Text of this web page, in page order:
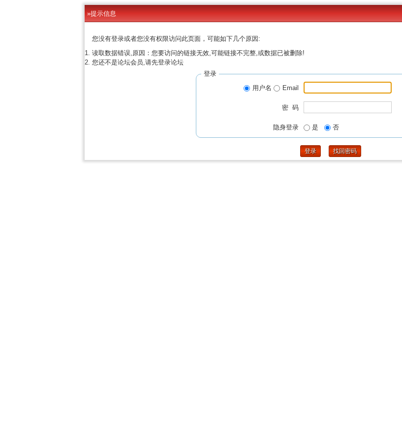
»提示信息
您没有登录或者您没有权限访问此页面，可能如下几个原因:
读取数据错误,原因：您要访问的链接无效,可能链接不完整,或数据已被删除!
您还不是论坛会员,请先登录论坛
登录
用户名
Email
密 码
隐身登录 是 否